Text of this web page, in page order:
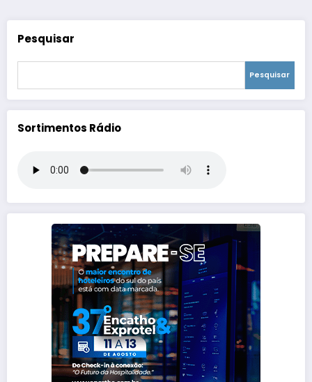
Pesquisar
Pesquisar
Sortimentos Rádio